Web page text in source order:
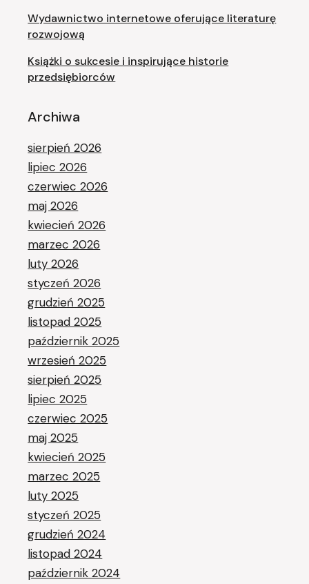
Wydawnictwo internetowe oferujące literaturę
rozwojową
Książki o sukcesie i inspirujące historie
przedsiębiorców
Archiwa
sierpień 2026
lipiec 2026
czerwiec 2026
maj 2026
kwiecień 2026
marzec 2026
luty 2026
styczeń 2026
grudzień 2025
listopad 2025
październik 2025
wrzesień 2025
sierpień 2025
lipiec 2025
czerwiec 2025
maj 2025
kwiecień 2025
marzec 2025
luty 2025
styczeń 2025
grudzień 2024
listopad 2024
październik 2024